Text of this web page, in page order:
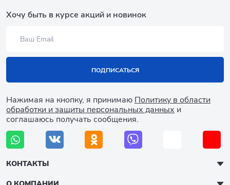
Хочу быть в курсе акций и новинок
ПОДПИСАТЬСЯ
Нажимая на кнопку, я принимаю Политику в области
обработки и защиты персональных данных и
соглашаюсь получать сообщения.
КОНТАКТЫ